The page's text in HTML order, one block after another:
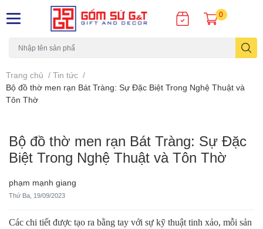
0
Trang chủ / Tin tức /
Bộ đồ thờ men rạn Bát Tràng: Sự Đặc Biệt Trong Nghệ Thuật và
Tôn Thờ
Bộ đồ thờ men rạn Bát Tràng: Sự Đặc
Biệt Trong Nghệ Thuật và Tôn Thờ
phạm mạnh giang
Thứ Ba, 19/09/2023
Các chi tiết được tạo ra bằng tay với sự kỹ thuật tinh xảo, mỗi sản